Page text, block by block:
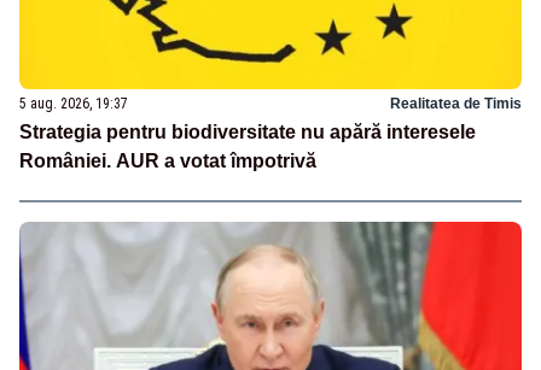
5 aug. 2026, 19:37 Realitatea de Timis
Strategia pentru biodiversitate nu apără interesele
României. AUR a votat împotrivă